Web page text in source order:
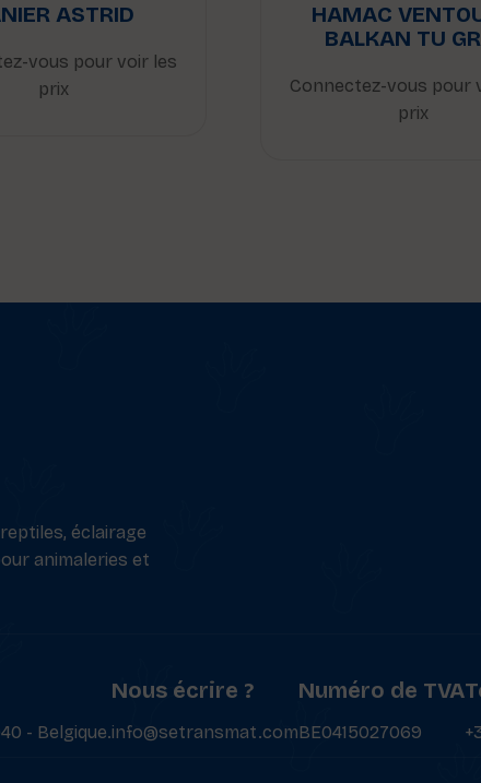
ASTRID
vous pour voir les
prix
HAMAC
BALKAN TU
Connectez-vous pour
prix
éclairage
animaleries et
- Belgique.
Nous écrire ?
info@setransmat.com
Numéro de TVA
BE0415027069